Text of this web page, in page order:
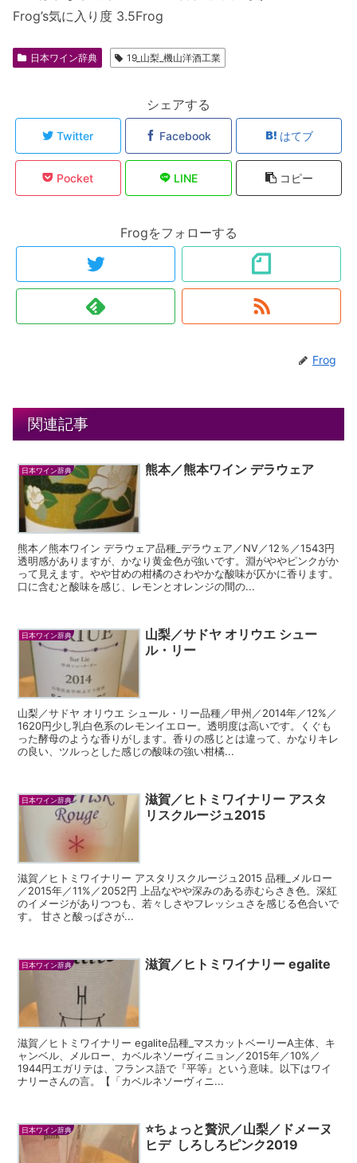
Frog’s気に入り度 3.5Frog
日本ワイン辞典 19_山梨_機山洋酒工業
シェアする
Twitter Facebook はてブ
Pocket LINE コピー
Frogをフォローする
Frog
関連記事
日本ワイン辞典 熊本／熊本ワイン デラウェア
熊本／熊本ワイン デラウェア品種_デラウェア／NV／12％／1543円
透明感がありますが、かなり黄金色が強いです。淵がややピンクがか
って見えます。やや甘めの柑橘のさわやかな酸味が仄かに香ります。
口に含むと酸味を感じ、レモンとオレンジの間の...
日本ワイン辞典
山梨／サドヤ オリウエ シュー
ル・リー
山梨／サドヤ オリウエ シュール・リー品種／甲州／2014年／12%／
1620円少し乳白色系のレモンイエロー。透明度は高いです。くぐも
った酵母のような香りがします。香りの感じとは違って、かなりキレ
の良い、ツルっとした感じの酸味の強い柑橘...
日本ワイン辞典
滋賀／ヒトミワイナリー アスタ
リスクルージュ2015
滋賀／ヒトミワイナリー アスタリスクルージュ2015 品種_メルロー
／2015年／11%／2052円 上品なやや深みのある赤むらさき色。深紅
のイメージがありつつも、若々しさやフレッシュさを感じる色合いで
す。 甘さと酸っぱさが...
日本ワイン辞典 滋賀／ヒトミワイナリー egalite
滋賀／ヒトミワイナリー egalite品種_マスカットベーリーA主体、キ
ャンベル、メルロー、カベルネソーヴィニョン／2015年／10%／
1944円エガリテは、フランス語で『平等』という意味。以下はワイ
ナリーさんの言。【「カベルネソーヴィニ...
日本ワイン辞典
⭐️ちょっと贅沢／山梨／ドメーヌ
ヒデ しろしろピンク2019